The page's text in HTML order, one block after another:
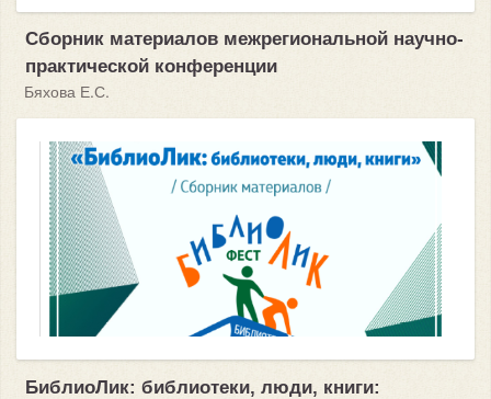
Сборник материалов межрегиональной научно-
практической конференции
Бяхова Е.С.
БиблиоЛик: библиотеки, люди, книги: